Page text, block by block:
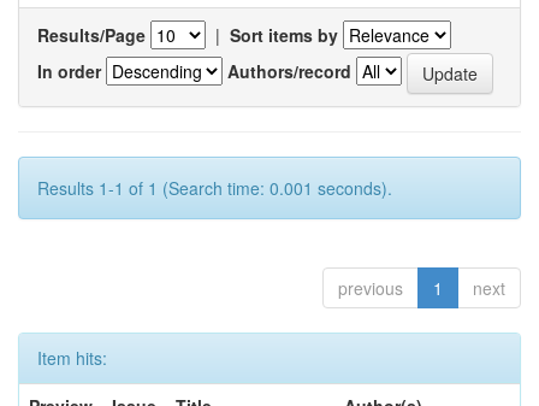
Results/Page | Sort items by
In order
Authors/record
Results 1-1 of 1 (Search time: 0.001 seconds).
previous 1 next
Item hits: